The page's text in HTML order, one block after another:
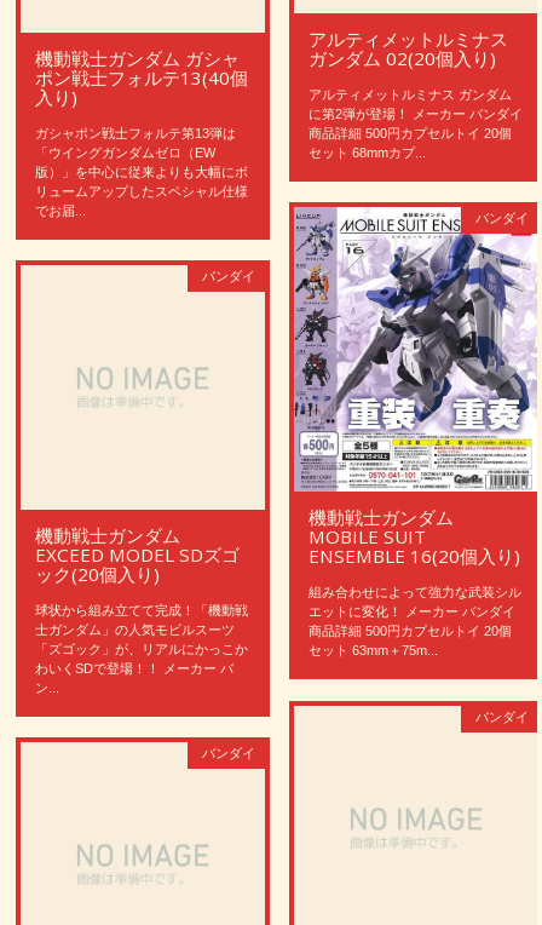
アルティメットルミナス
ガンダム 02(20個入り)
アルティメットルミナス ガンダム
に第2弾が登場！ メーカー バンダイ
商品詳細 500円カプセルトイ 20個
セット 68mmカプ...
機動戦士ガンダム ガシャ
ポン戦士フォルテ13(40個
入り)
ガシャポン戦士フォルテ第13弾は
「ウイングガンダムゼロ（EW
版）」を中心に従来よりも大幅にボ
リュームアップしたスペシャル仕様
でお届...
バンダイ
機動戦士ガンダム
MOBILE SUIT
ENSEMBLE 16(20個入り)
組み合わせによって強力な武装シル
エットに変化！ メーカー バンダイ
商品詳細 500円カプセルトイ 20個
セット 63mm＋75m...
バンダイ
機動戦士ガンダム
EXCEED MODEL SDズゴ
ック(20個入り)
球状から組み立てて完成！「機動戦
士ガンダム」の人気モビルスーツ
「ズゴック」が、リアルにかっこか
わいくSDで登場！！ メーカー バ
ン...
バンダイ
バンダイ